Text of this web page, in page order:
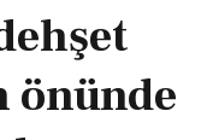
önünde